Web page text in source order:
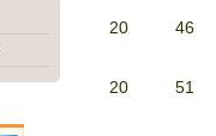
20 46
20 51